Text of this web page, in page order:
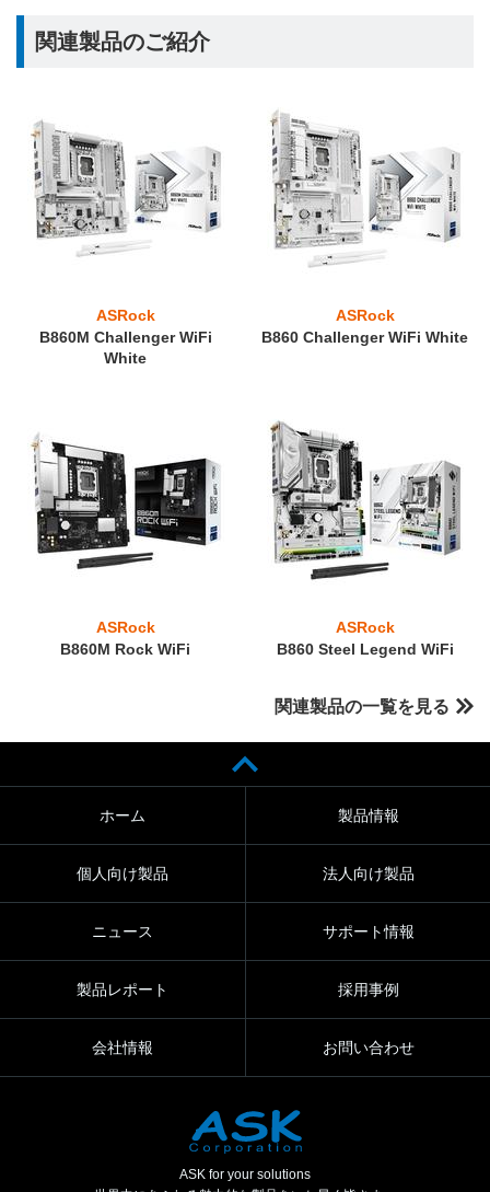
関連製品のご紹介
ASRock
B860M Challenger WiFi
White
ASRock
B860 Challenger WiFi White
ASRock
B860M Rock WiFi
ASRock
B860 Steel Legend WiFi
関連製品の一覧を見る
ホーム 製品情報
個人向け製品 法人向け製品
ニュース サポート情報
製品レポート 採用事例
会社情報 お問い合わせ
ASK for your solutions